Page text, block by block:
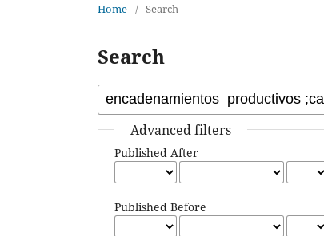
Home / Search
Search
Advanced filters
Published After
Published Before